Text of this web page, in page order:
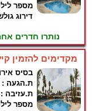
מספר
דירוג
נותרו חדרים
מקדימים להזמין קיץ
בסיס
ת.הגעה :
ת.עזיבה :
מספר